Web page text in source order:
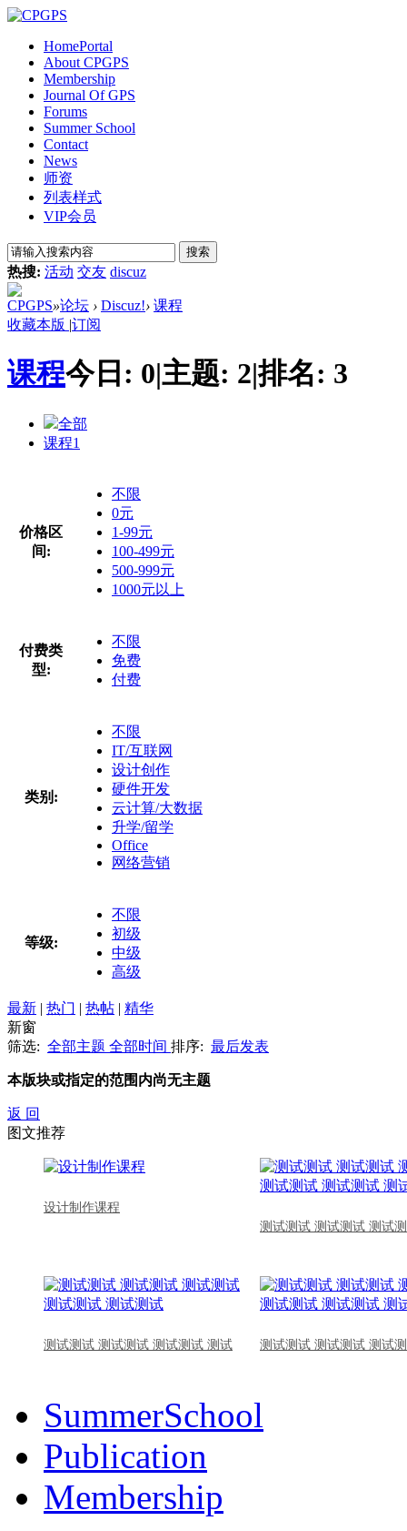
HomePortal
About CPGPS
Membership
Journal Of GPS
Forums
Summer School
Contact
News
师资
列表样式
VIP会员
搜索
热搜: 活动 交友 discuz
CPGPS»论坛 › Discuz!› 课程
收藏本版 |订阅
课程今日: 0|主题: 2|排名: 3
全部
课程1
价格区
间:
不限
0元
1-99元
100-499元
500-999元
1000元以上
付费类
型:
不限
免费
付费
类别:
不限
IT/互联网
设计创作
硬件开发
云计算/大数据
升学/留学
Office
网络营销
等级:
不限
初级
中级
高级
最新 | 热门 | 热帖 | 精华
新窗
筛选: 全部主题 全部时间 排序: 最后发表
本版块或指定的范围内尚无主题
返 回
图文推荐
设计制作课程
测试测试 测试测试 测试
测试测试 测试测试 测试测试 测试 测试测试 测试测试 测试
SummerSchool
Publication
Membership